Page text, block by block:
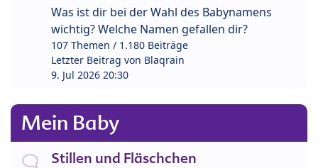
Was ist dir bei der Wahl des Babynamens
wichtig? Welche Namen gefallen dir?
107 Themen / 1.180 Beiträge
Letzter Beitrag von Blaqrain
9. Jul 2026 20:30
Mein Baby
Stillen und Fläschchen